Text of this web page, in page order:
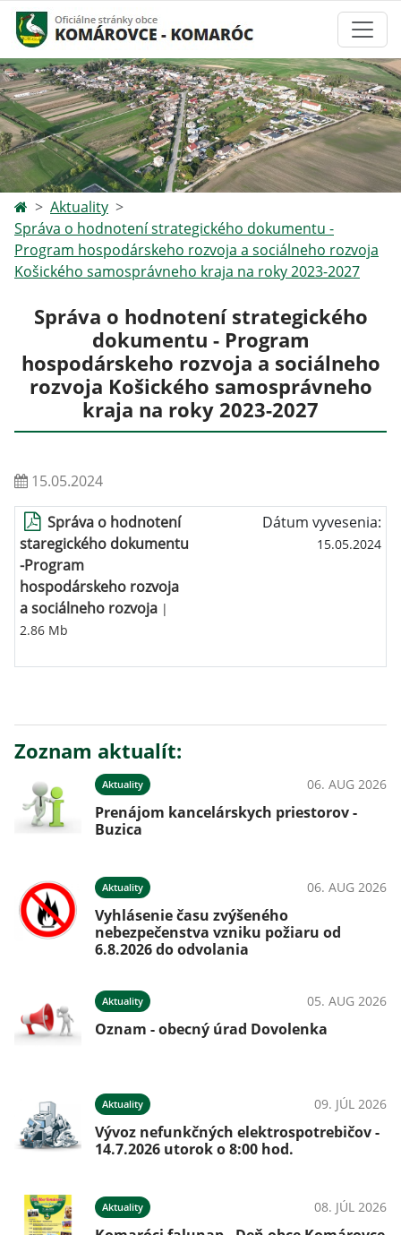
Aktuality
Správa o hodnotení strategického dokumentu -
Program hospodárskeho rozvoja a sociálneho rozvoja
Košického samosprávneho kraja na roky 2023-2027
Správa o hodnotení strategického
dokumentu - Program
hospodárskeho rozvoja a sociálneho
rozvoja Košického samosprávneho
kraja na roky 2023-2027
15.05.2024
Správa o hodnotení
staregického dokumentu
-Program
hospodárskeho rozvoja
a sociálneho rozvoja |
2.86 Mb
Dátum vyvesenia:
15.05.2024
Zoznam aktualít:
Aktuality 06. AUG 2026
Prenájom kancelárskych priestorov -
Buzica
Aktuality 06. AUG 2026
Vyhlásenie času zvýšeného
nebezpečenstva vzniku požiaru od
6.8.2026 do odvolania
Aktuality 05. AUG 2026
Oznam - obecný úrad Dovolenka
Aktuality 09. JÚL 2026
Vývoz nefunkčných elektrospotrebičov -
14.7.2026 utorok o 8:00 hod.
Aktuality 08. JÚL 2026